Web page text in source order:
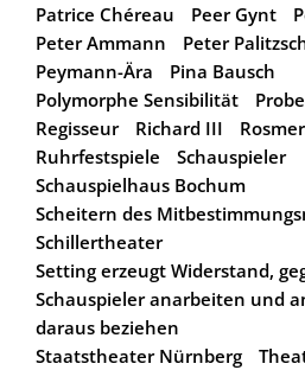
Patrice Chéreau Peer Gynt
Peter Ammann
Peter
Peymann-Ära
Pina Bausch
Polymorphe Sensibilität
Regisseur
Richard III
Ruhrfestspiele
Schauspieler
Schauspielhaus Bochum
Scheitern des
Schillertheater
Setting erzeugt Widerstand,
Schauspieler anarbeiten und
daraus beziehen
Staatstheater Nürnberg